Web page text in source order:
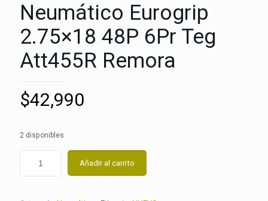
Neumático Eurogrip
2.75×18 48P 6Pr Teg
Att455R Remora
$42,990
2 disponibles
Añadir al carrito